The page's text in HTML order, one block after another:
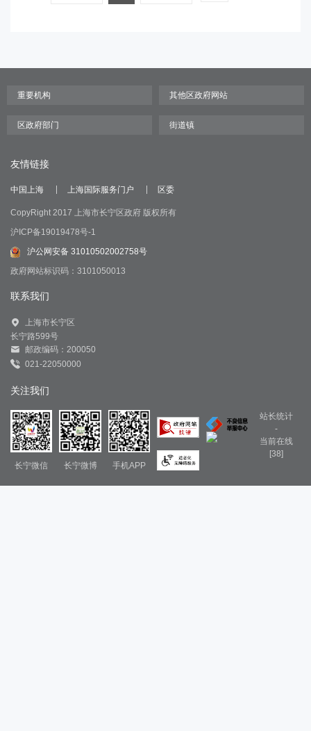
友情链接
中国上海 上海国际服务门户 区委
CopyRight 2017 上海市长宁区政府 版权所有
沪ICP备19019478号-1
沪公网安备 31010502002758号
政府网站标识码：3101050013
联系我们
上海市长宁区
长宁路599号
邮政编码：200050
021-22050000
关注我们
长宁微信 长宁微博 手机APP
站长统计
-
当前在线
[38]